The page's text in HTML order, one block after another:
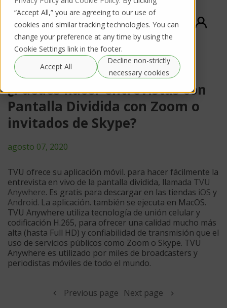
“Accept All,” you are agreeing to our use of
cookies and similar tracking technologies. You can
change your preference at any time by using the
Cookie Settings link in the footer.
Accept All
Decline non-strictly
necessary cookies
¿Puedes hacer entrevistas con
Pantalla Dividida con Zoom o
invitados de Skype?
agosto 07, 2020
TVU ofrece su aplicación móvil. para hacer fácilmente la
entrevista en vivo de la pantalla dividida, llamada TVU
Anywhere. Es gratis para descargar en las tiendas iOS y
Android. La aplicación. también se ejecuta en MacOS.
TVU Anywhere utiliza tecnología de unión celular y
codificación H.265, para ofrecer una calidad mucho más
alta (hasta Full HD) y confiabilidad de transmisión que el
uso de servicios públicos como Zoom o Skype. TVU
Anywhere es utilizado por miles de broadcasters y
periodistas móviles de todo el mundo.
Previous page Next page